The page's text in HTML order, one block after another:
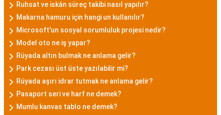
Ruhsat ve iskân süreç takibi nasıl yapılır?
Makarna hamuru için hangi un kullanılır?
Microsoft'un sosyal sorumluluk projesi nedir?
Model oto ne iş yapar?
Rüyada altın bulmak ne anlama gelir?
Park cezası üst üste yazılabilir mi?
Rüyada aşırı idrar tutmak ne anlama gelir?
Pasaport seri ve harf ne demek?
Mumlu kanvas tablo ne demek?